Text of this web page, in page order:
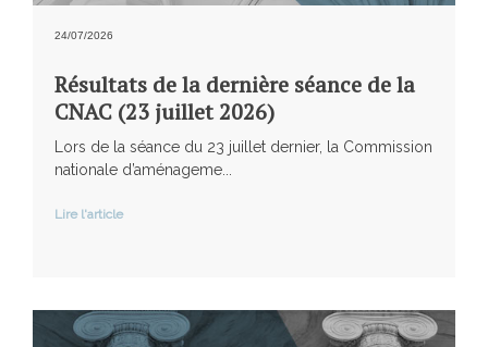
24/07/2026
Résultats de la dernière séance de la
CNAC (23 juillet 2026)
Lors de la séance du 23 juillet dernier, la Commission
nationale d’aménageme...
Lire l'article